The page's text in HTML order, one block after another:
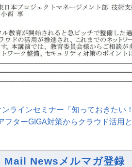
ラインセミナー「知っておきたい
フターGIGA対策からクラウド活用と
Mail Newsメルマガ登録